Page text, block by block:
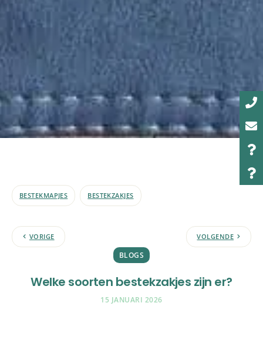
BLOGS
Welke soorten bestekzakjes zijn er?
15 JANUARI 2026
BESTEKMAPJES BESTEKZAKJES
VORIGE VOLGENDE